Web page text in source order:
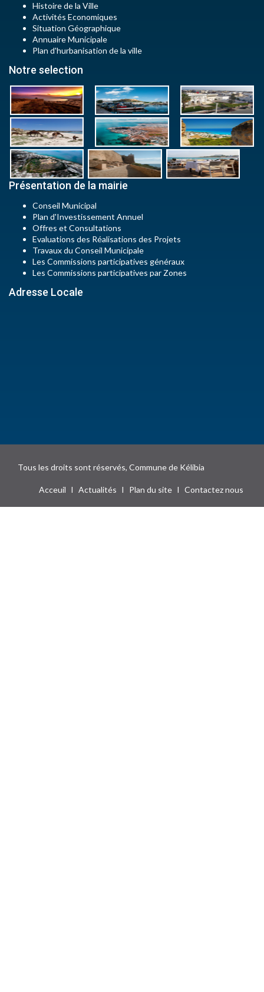
Histoire de la Ville
Activités Economiques
Situation Géographique
Annuaire Municipale
Plan d'hurbanisation de la ville
Notre selection
Présentation de la mairie
Conseil Municipal
Plan d'Investissement Annuel
Offres et Consultations
Evaluations des Réalisations des Projets
Travaux du Conseil Municipale
Les Commissions participatives généraux
Les Commissions participatives par Zones
Adresse Locale
Tous les droits sont réservés, Commune de Kélibia
Acceuil I Actualités I Plan du site I Contactez nous